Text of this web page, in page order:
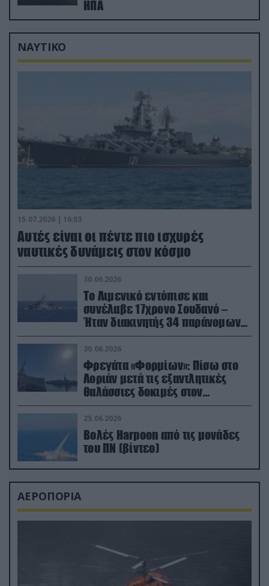
ΗΠΑ
ΝΑΥΤΙΚΟ
15.07.2026 | 16:03
Aυτές είναι οι πέντε πιο ισχυρές
ναυτικές δυνάμεις στον κόσμο
30.06.2026
Το Λιμενικό εντόπισε και
συνέλαβε 17χρονο Σουδανό –
Ήταν διακινητής 34 παράνομων
μεταναστών
30.06.2026
Φρεγάτα «Φορμίων»: Πίσω στο
Λοριάν μετά τις εξαντλητικές
θαλάσσιες δοκιμές στον
απαιτητικό Βισκαϊκό
25.06.2026
Βολές Harpoon από τις μονάδες
του ΠΝ (βίντεο)
ΑΕΡΟΠΟΡΙΑ